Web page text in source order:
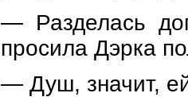
— Разделась
просила Дэрка
— Душ, значит,